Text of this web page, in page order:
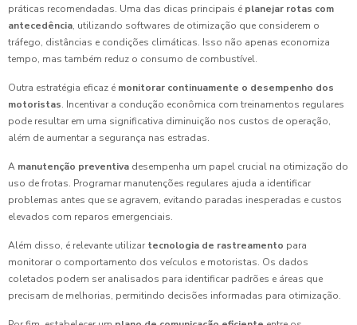
práticas recomendadas. Uma das dicas principais é planejar rotas com
antecedência, utilizando softwares de otimização que considerem o
tráfego, distâncias e condições climáticas. Isso não apenas economiza
tempo, mas também reduz o consumo de combustível.
Outra estratégia eficaz é monitorar continuamente o desempenho dos
motoristas. Incentivar a condução econômica com treinamentos regulares
pode resultar em uma significativa diminuição nos custos de operação,
além de aumentar a segurança nas estradas.
A manutenção preventiva desempenha um papel crucial na otimização do
uso de frotas. Programar manutenções regulares ajuda a identificar
problemas antes que se agravem, evitando paradas inesperadas e custos
elevados com reparos emergenciais.
Além disso, é relevante utilizar tecnologia de rastreamento para
monitorar o comportamento dos veículos e motoristas. Os dados
coletados podem ser analisados para identificar padrões e áreas que
precisam de melhorias, permitindo decisões informadas para otimização.